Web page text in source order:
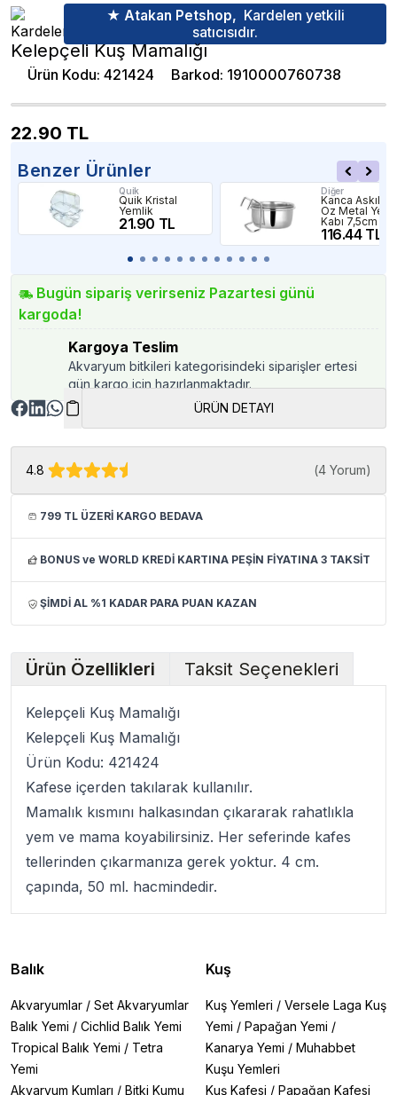
★ Atakan Petshop, Kardelen yetkili
satıcısıdır.
Kelepçeli Kuş Mamalığı
Ürün Kodu: 421424 Barkod: 1910000760738
22.90 TL
Benzer Ürünler
Quik
Quik Kristal
Yemlik
21.90 TL
Diğer
Kanca Askılı 5
Oz Metal Yem
Kabı 7,5cm
116.44 TL
Bugün sipariş verirseniz Pazartesi günü
kargoda!
Kargoya Teslim
Akvaryum bitkileri kategorisindeki siparişler ertesi
gün kargo için hazırlanmaktadır.
ÜRÜN DETAYI
4.8 (4 Yorum)
799 TL ÜZERİ KARGO BEDAVA
BONUS ve WORLD KREDİ KARTINA PEŞİN FİYATINA 3 TAKSİT
ŞİMDİ AL %1 KADAR PARA PUAN KAZAN
Ürün Özellikleri Taksit Seçenekleri
Kelepçeli Kuş Mamalığı
Kelepçeli Kuş Mamalığı
Ürün Kodu: 421424
Kafese içerden takılarak kullanılır.
Mamalık kısmını halkasından çıkararak rahatlıkla
yem ve mama koyabilirsiniz. Her seferinde kafes
tellerinden çıkarmanıza gerek yoktur. 4 cm.
çapında, 50 ml. hacmindedir.
Balık
Akvaryumlar / Set Akvaryumlar
Balık Yemi / Cichlid Balık Yemi
Tropical Balık Yemi / Tetra
Yemi
Akvaryum Kumları / Bitki Kumu
Kuş
Kuş Yemleri / Versele Laga Kuş
Yemi / Papağan Yemi /
Kanarya Yemi / Muhabbet
Kuşu Yemleri
Kuş Kafesi / Papağan Kafesi